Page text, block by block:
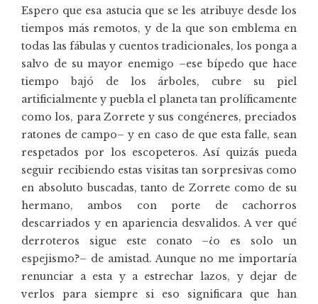
Espero que esa astucia que se les atribuye desde los
tiempos más remotos, y de la que son emblema en
todas las fábulas y cuentos tradicionales, los ponga a
salvo de su mayor enemigo –ese bípedo que hace
tiempo bajó de los árboles, cubre su piel
artificialmente y puebla el planeta tan prolíficamente
como los, para Zorrete y sus congéneres, preciados
ratones de campo– y en caso de que esta falle, sean
respetados por los escopeteros. Así quizás pueda
seguir recibiendo estas visitas tan sorpresivas como
en absoluto buscadas, tanto de Zorrete como de su
hermano, ambos con porte de cachorros
descarriados y en apariencia desvalidos. A ver qué
derroteros sigue este conato –¿o es solo un
espejismo?– de amistad. Aunque no me importaría
renunciar a esta y a estrechar lazos, y dejar de
verlos para siempre si eso significara que han